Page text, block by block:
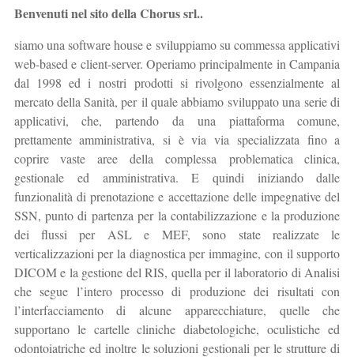
Benvenuti nel sito della Chorus srl..
siamo una software house e sviluppiamo su commessa applicativi
web-based e client-server. Operiamo principalmente in Campania
dal 1998 ed i nostri prodotti si rivolgono essenzialmente al
mercato della Sanità, per il quale abbiamo sviluppato una serie di
applicativi, che, partendo da una piattaforma comune,
prettamente amministrativa, si è via via specializzata fino a
coprire vaste aree della complessa problematica clinica,
gestionale ed amministrativa. E quindi iniziando dalle
funzionalità di prenotazione e accettazione delle impegnative del
SSN, punto di partenza per la contabilizzazione e la produzione
dei flussi per ASL e MEF, sono state realizzate le
verticalizzazioni per la diagnostica per immagine, con il supporto
DICOM e la gestione del RIS, quella per il laboratorio di Analisi
che segue l’intero processo di produzione dei risultati con
l’interfacciamento di alcune apparecchiature, quelle che
supportano le cartelle cliniche diabetologiche, oculistiche ed
odontoiatriche ed inoltre le soluzioni gestionali per le strutture di